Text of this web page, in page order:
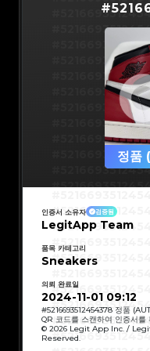
#
정품
인증서 소유자 검증됨
LegitApp Team
품목 카테고리
Sneakers
의뢰 완료일
2024-11-01 09:12
#5216693512454378 정품
QR 코드를 스캔하여 인증서를
© 2026 Legit App Inc. /
Reserved.